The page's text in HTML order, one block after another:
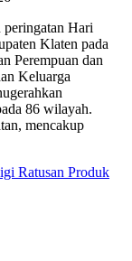
Hari
Klaten pada
Perempuan dan
Keluarga
86 wilayah.
mencakup